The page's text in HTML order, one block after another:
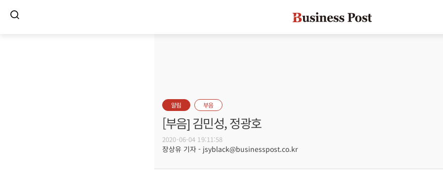
알림 부음
[부음] 김민성, 정광호
2020-06-04 19:11:58
장상유 기자 - jsyblack@businesspost.co.kr